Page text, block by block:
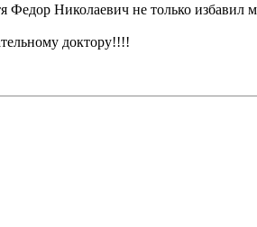
Федор Николаевич не только
доктору!!!!